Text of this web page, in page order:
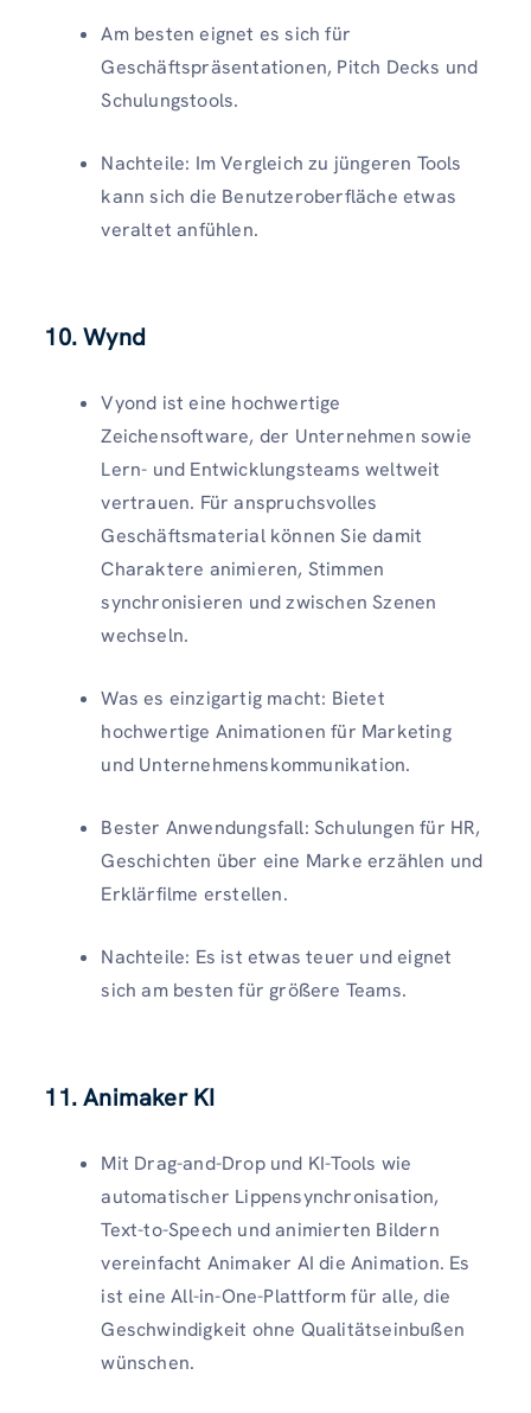
Am besten eignet es sich für
Geschäftspräsentationen, Pitch Decks und
Schulungstools.
Nachteile: Im Vergleich zu jüngeren Tools
kann sich die Benutzeroberfläche etwas
veraltet anfühlen.
10. Wynd
Vyond ist eine hochwertige
Zeichensoftware, der Unternehmen sowie
Lern- und Entwicklungsteams weltweit
vertrauen. Für anspruchsvolles
Geschäftsmaterial können Sie damit
Charaktere animieren, Stimmen
synchronisieren und zwischen Szenen
wechseln.
Was es einzigartig macht: Bietet
hochwertige Animationen für Marketing
und Unternehmenskommunikation.
Bester Anwendungsfall: Schulungen für HR,
Geschichten über eine Marke erzählen und
Erklärfilme erstellen.
Nachteile: Es ist etwas teuer und eignet
sich am besten für größere Teams.
11. Animaker KI
Mit Drag-and-Drop und KI-Tools wie
automatischer Lippensynchronisation,
Text-to-Speech und animierten Bildern
vereinfacht Animaker AI die Animation. Es
ist eine All-in-One-Plattform für alle, die
Geschwindigkeit ohne Qualitätseinbußen
wünschen.